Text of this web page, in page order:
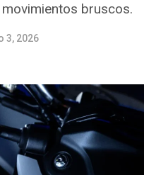
bruscos.
3, 2026